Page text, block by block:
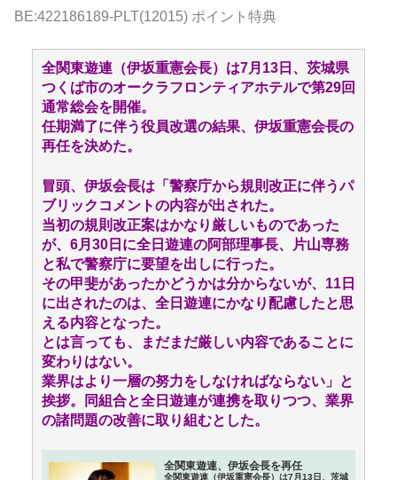
BE:422186189-PLT(12015) ポイント特典
全関東遊連（伊坂重憲会長）は7月13日、茨城県
つくば市のオークラフロンティアホテルで第29回
通常総会を開催。
任期満了に伴う役員改選の結果、伊坂重憲会長の
再任を決めた。
冒頭、伊坂会長は「警察庁から規則改正に伴うパ
ブリックコメントの内容が出された。
当初の規則改正案はかなり厳しいものであった
が、6月30日に全日遊連の阿部理事長、片山専務
と私で警察庁に要望を出しに行った。
その甲斐があったかどうかは分からないが、11日
に出されたのは、全日遊連にかなり配慮したと思
える内容となった。
とは言っても、まだまだ厳しい内容であることに
変わりはない。
業界はより一層の努力をしなければならない」と
挨拶。同組合と全日遊連が連携を取りつつ、業界
の諸問題の改善に取り組むとした。
全関東遊連、伊坂会長を再任
全関東遊連（伊坂重憲会長）は7月13日、茨城